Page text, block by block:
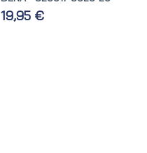
19,95 €